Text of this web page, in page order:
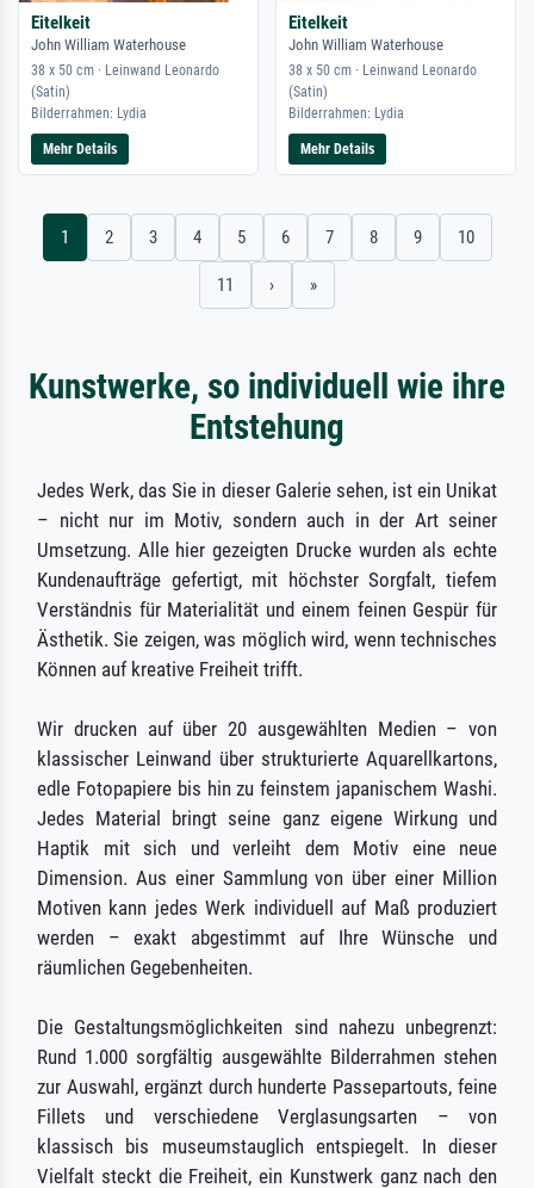
Eitelkeit
John William Waterhouse
38 x 50 cm · Leinwand Leonardo
(Satin)
Bilderrahmen: Lydia
Mehr Details
Eitelkeit
John William Waterhouse
38 x 50 cm · Leinwand Leonardo
(Satin)
Bilderrahmen: Lydia
Mehr Details
1 2 3 4 5 6 7 8 9 10
11 › »
Kunstwerke, so individuell wie ihre
Entstehung
Jedes Werk, das Sie in dieser Galerie sehen, ist ein Unikat
– nicht nur im Motiv, sondern auch in der Art seiner
Umsetzung. Alle hier gezeigten Drucke wurden als echte
Kundenaufträge gefertigt, mit höchster Sorgfalt, tiefem
Verständnis für Materialität und einem feinen Gespür für
Ästhetik. Sie zeigen, was möglich wird, wenn technisches
Können auf kreative Freiheit trifft.
Wir drucken auf über 20 ausgewählten Medien – von
klassischer Leinwand über strukturierte Aquarellkartons,
edle Fotopapiere bis hin zu feinstem japanischem Washi.
Jedes Material bringt seine ganz eigene Wirkung und
Haptik mit sich und verleiht dem Motiv eine neue
Dimension. Aus einer Sammlung von über einer Million
Motiven kann jedes Werk individuell auf Maß produziert
werden – exakt abgestimmt auf Ihre Wünsche und
räumlichen Gegebenheiten.
Die Gestaltungsmöglichkeiten sind nahezu unbegrenzt:
Rund 1.000 sorgfältig ausgewählte Bilderrahmen stehen
zur Auswahl, ergänzt durch hunderte Passepartouts, feine
Fillets und verschiedene Verglasungsarten – von
klassisch bis museumstauglich entspiegelt. In dieser
Vielfalt steckt die Freiheit, ein Kunstwerk ganz nach den